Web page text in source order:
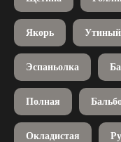
Якорь Утиный
Эспаньолка
Полная
Окладистая